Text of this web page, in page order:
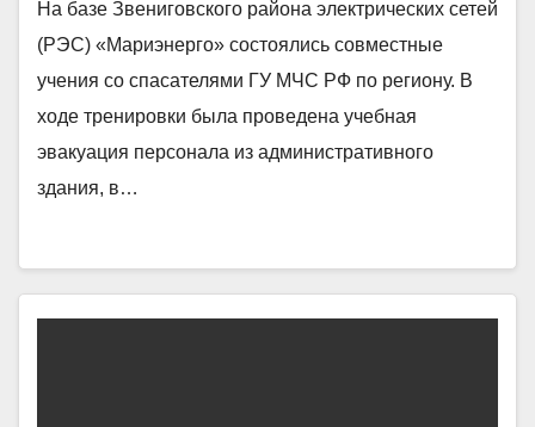
На базе Звениговского района электрических сетей
(РЭС) «Мариэнерго» состоялись совместные
учения со спасателями ГУ МЧС РФ по региону. В
ходе тренировки была проведена учебная
эвакуация персонала из административного
здания, в…